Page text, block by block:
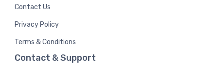
Contact Us
Privacy Policy
Terms & Conditions
Contact & Support